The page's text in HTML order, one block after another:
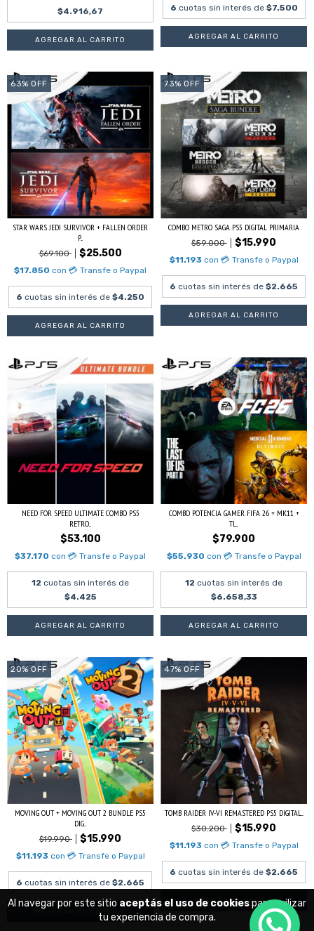
Al navegar por este sitio aceptás el uso de cookiespara agilizar
tu experiencia de compra.
$4.916,67
6 cuotas sin interés de $7.500
63% OFF
STAR WARS JEDI SURVIVOR + FALLEN ORDER
P...
$69.100 $25.500
$17.850 con 💳 Transfe o Paypal
6 cuotas sin interés de $4.250
73% OFF
COMBO METRO SAGA PS5 DIGITAL PRIMARIA
$59.000 $15.990
$11.193 con 💳 Transfe o Paypal
6 cuotas sin interés de $2.665
NEED FOR SPEED ULTIMATE COMBO PS5
RETRO...
$53.100
$37.170 con 💳 Transfe o Paypal
12 cuotas sin interés de
$4.425
COMBO POTENCIA GAMER FIFA 26 + MK11 +
TL...
$79.900
$55.930 con 💳 Transfe o Paypal
12 cuotas sin interés de
$6.658,33
20% OFF
MOVING OUT + MOVING OUT 2 BUNDLE PS5
DIG...
$19.990 $15.990
$11.193 con 💳 Transfe o Paypal
6 cuotas sin interés de $2.665
47% OFF
TOMB RAIDER IV-VI REMASTERED PS5 DIGITAL...
$30.200 $15.990
$11.193 con 💳 Transfe o Paypal
6 cuotas sin interés de $2.665